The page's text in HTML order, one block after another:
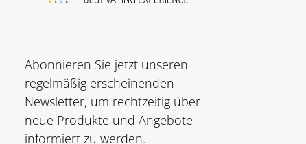
Abonnieren Sie jetzt unseren
regelmäßig erscheinenden
Newsletter, um rechtzeitig über
neue Produkte und Angebote
informiert zu werden.